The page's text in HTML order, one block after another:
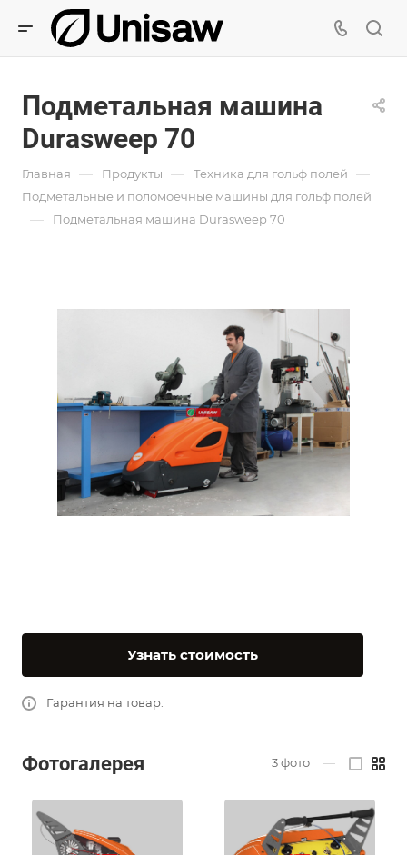
Подметальная машина
Durasweep 70
Главная — Продукты — Техника для гольф полей —
Подметальные и поломоечные машины для гольф полей
— Подметальная машина Durasweep 70
Узнать стоимость
Гарантия на товар:
Фотогалерея 3фото —